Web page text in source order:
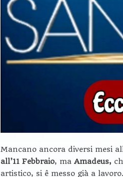
Mancano ancora diversi mesi
all’11 Febbraio, ma Amadeus,
artistico, si ê messo già a lavoro.